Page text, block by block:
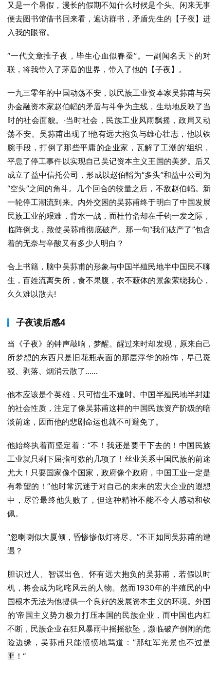
又是一个暑假，漫长的假期不知什么时候是个头。闲来无事
便去图书馆借书回来看，遍访群书，矛盾先生的【子夜】进
入我的眼帘。
“一代文章推子夜，毕生心血似春蚕”。一副闻名天下的对
联，将我带入了茅盾的世界，带入了他的【子夜】。
一九三零年的中国动荡不安，以民族工业资本家吴荪甫与买
办金融资本家赵伯轁的矛盾与斗争为主线，生动地反映了当
时的社会面貌。·当时社会，民族工业风雨飘摇，政局又动
荡不安。吴荪甫出现了!他有远大抱负与雄心壮志，他以铁
腕手段，打倒了那些平庸的企业家，瓦解了工潮的’组织，
平息了停工事件以实现自己吴记资本主义王国的美梦。后又
成立了益中信托公司，形成以赵伯轁为“多头”和益中公司为
“空头”之间的角斗。几个回合的较量之后，不敌赵伯轁。新
一轮停工潮流到来。内外交困的吴荪甫终于明白了中国发展
民族工业的艰难，背水一战，而杜竹斋却在千钧一发之际，
临阵倒戈，致使吴荪甫彻底破产。那一句“我们破产了”包含
着的无奈与辛酸又有多少人明白？
合上书籍，脑中吴荪甫的形象与中国半殖民地半中国民不聊
生，百姓流离失所，食不果腹，衣不蔽体的景象萦绕我心，
久久难以散去!
子夜读后感4
当《子夜》的钟声敲响，梦醒。醒过来时却发现，原来自己
所梦想的东西只是旧花瓶表面的那层浮华的粉饰，早已斑
驳、剥落、烟消云散了……
他本应该是个英雄，只可惜生不逢时。中国半殖民地半封建
的社会性质，注定了像吴荪甫这样的中国民族资产阶级的暗
淡前途，因而他的悲剧命运也就不可避免了。
他始终执着而坚定着：“不！我还是要干下去的！中国民族
工业就只剩下屈指可数的几项了！丝业关系中国民族的前途
尤大！只要国家像个国家，政府像个政府，中国工业一定是
有希望的！”他时常沉迷于对自己的未来的宏大企业的遐想
中，尽管最终他失败了，但这种精神不能不令人感动和钦
佩。
“忽喇喇似大厦倾，昏惨惨似灯将尽。”不正如同吴荪甫的遭
遇？
胆识过人、智谋出色、怀有远大抱负的吴荪甫，若假以时
机，将会成为叱咤风云的人物。然而1930年的半殖民的中
国根本无法为他提供一个良好的发展资本主义的环境。外国
的’帝国主义势力极力打压本国的民族企业，而中国也内杠
不断，民族企业在狂风暴雨中摇摇欲坠，濒临破产倒闭的危
险边缘，吴荪甫只能愤愤地骂道：”那红军光景也不过是
匪！“